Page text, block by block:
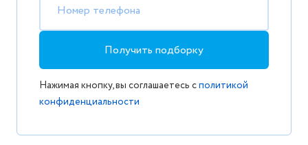
Номер телефона
Получить подборку
Нажимая кнопку, вы соглашаетесь сполитикой
конфиденциальности